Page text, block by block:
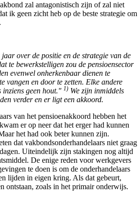
zal antagonistisch zijn of zal niet
ik geen zicht heb op de beste strategie om
over de positie en de strategie van de
te bewerkstelligen zou de pensioensector
evenwel onherkenbaar dienen te
vangen en door te zetten. Elke andere
inziens geen hout." 1) We zijn inmiddels
verder en er ligt een akkoord.
van het pensioenakkoord hebben het
er op neer dat het erger had kunnen
het had ook beter kunnen zijn.
dat vakbondsonderhandelaars niet graag
Uiteindelijk zijn stakingen nog altijd
De enige reden voor werkgevers
te doen is om de onderhandelaars
lijden in eigen kring. Als dat gebeurt,
ontstaan, zoals in het primair onderwijs.